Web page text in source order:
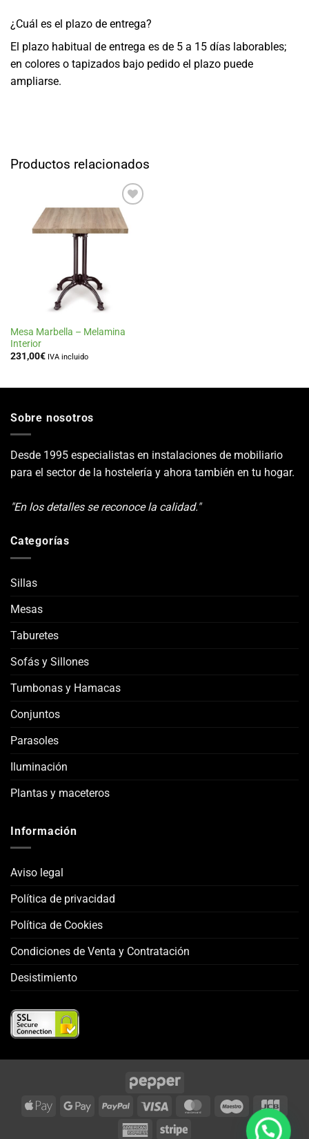
¿Cuál es el plazo de entrega?
El plazo habitual de entrega es de 5 a 15 días laborables;
en colores o tapizados bajo pedido el plazo puede
ampliarse.
Productos relacionados
Añadir
a la
lista
Mesa Marbella – Melamina
Interior
231,00€ IVA incluido
Sobre nosotros
Desde 1995 especialistas en instalaciones de mobiliario
para el sector de la hostelería y ahora también en tu hogar.
"En los detalles se reconoce la calidad."
Categorías
Sillas
Mesas
Taburetes
Sofás y Sillones
Tumbonas y Hamacas
Conjuntos
Parasoles
Iluminación
Plantas y maceteros
Información
Aviso legal
Política de privacidad
Política de Cookies
Condiciones de Venta y Contratación
Desistimiento
Apple
Google
PayPal Visa MasterCardMaestro
AmericanStripe